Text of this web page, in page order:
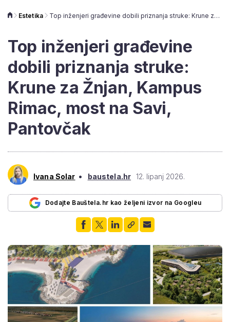
Estetika Top inženjeri građevine dobili priznanja struke: Krune za Žnjan, Kampus Rimac, most na Savi, Pantovčak
Top inženjeri građevine
dobili priznanja struke:
Krune za Žnjan, Kampus
Rimac, most na Savi,
Pantovčak
Ivana Solar • baustela.hr 12. lipanj 2026.
Dodajte Bauštela.hr kao željeni izvor na Googleu